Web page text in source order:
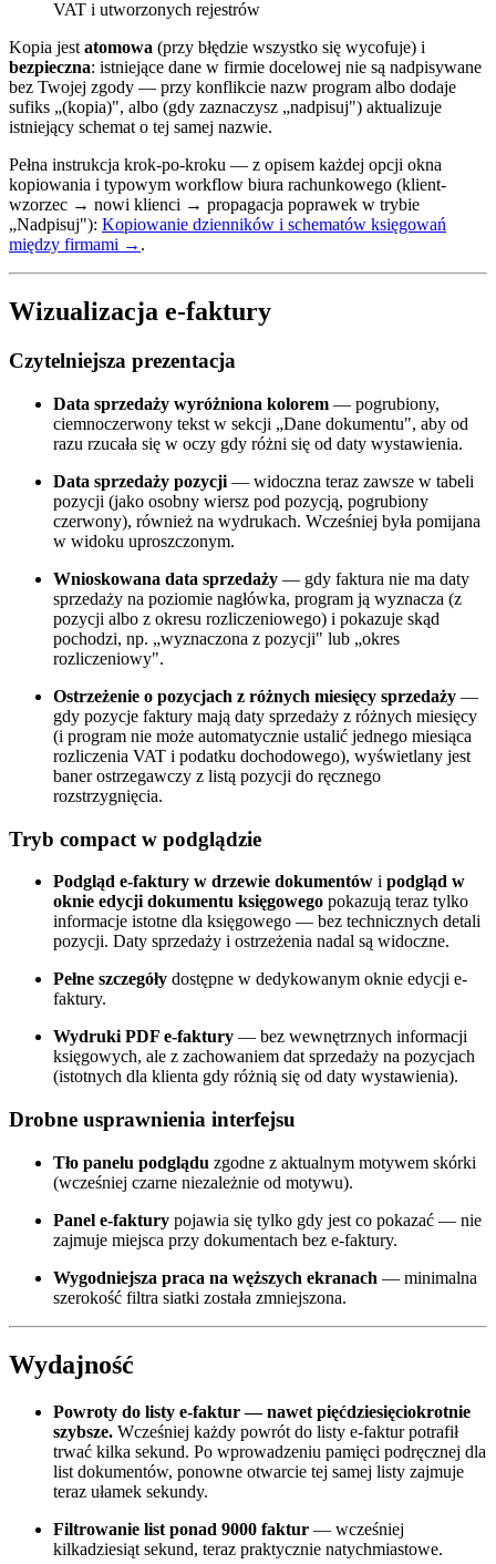
VAT i utworzonych rejestrów
Kopia jestatomowa (przy błędzie wszystko się wycofuje) i
bezpieczna: istniejące dane w firmie docelowej nie są nadpisywane
bez Twojej zgody — przy konflikcie nazw program albo dodaje
sufiks „(kopia)", albo (gdy zaznaczysz „nadpisuj") aktualizuje
istniejący schemat o tej samej nazwie.
Pełna instrukcja krok-po-kroku — z opisem każdej opcji okna
kopiowania i typowym workflow biura rachunkowego (klient-
wzorzec → nowi klienci → propagacja poprawek w trybie
„Nadpisuj"): Kopiowanie dzienników i schematów księgowań
między firmami → .
Wizualizacja e-faktury
Czytelniejsza prezentacja
Data sprzedaży wyróżniona kolorem — pogrubiony,
ciemnoczerwony tekst w sekcji „Dane dokumentu", aby od
razu rzucała się w oczy gdy różni się od daty wystawienia.
Data sprzedaży pozycji — widoczna teraz zawsze w tabeli
pozycji (jako osobny wiersz pod pozycją, pogrubiony
czerwony), również na wydrukach. Wcześniej była pomijana
w widoku uproszczonym.
Wnioskowana data sprzedaży — gdy faktura nie ma daty
sprzedaży na poziomie nagłówka, program ją wyznacza (z
pozycji albo z okresu rozliczeniowego) i pokazuje skąd
pochodzi, np. „wyznaczona z pozycji" lub „okres
rozliczeniowy".
Ostrzeżenie o pozycjach z różnych miesięcy sprzedaży —
gdy pozycje faktury mają daty sprzedaży z różnych miesięcy
(i program nie może automatycznie ustalić jednego miesiąca
rozliczenia VAT i podatku dochodowego), wyświetlany jest
baner ostrzegawczy z listą pozycji do ręcznego
rozstrzygnięcia.
Tryb compact w podglądzie
Podgląd e-faktury w drzewie dokumentów i podgląd w
oknie edycji dokumentu księgowego pokazują teraz tylko
informacje istotne dla księgowego — bez technicznych detali
pozycji. Daty sprzedaży i ostrzeżenia nadal są widoczne.
Pełne szczegóły dostępne w dedykowanym oknie edycji e-
faktury.
Wydruki PDF e-faktury — bez wewnętrznych informacji
księgowych, ale z zachowaniem dat sprzedaży na pozycjach
(istotnych dla klienta gdy różnią się od daty wystawienia).
Drobne usprawnienia interfejsu
Tło panelu podglądu zgodne z aktualnym motywem skórki
(wcześniej czarne niezależnie od motywu).
Panel e-faktury pojawia się tylko gdy jest co pokazać — nie
zajmuje miejsca przy dokumentach bez e-faktury.
Wygodniejsza praca na węższych ekranach — minimalna
szerokość filtra siatki została zmniejszona.
Wydajność
Powroty do listy e-faktur — nawet pięćdziesięciokrotnie
szybsze. Wcześniej każdy powrót do listy e-faktur potrafił
trwać kilka sekund. Po wprowadzeniu pamięci podręcznej dla
list dokumentów, ponowne otwarcie tej samej listy zajmuje
teraz ułamek sekundy.
Filtrowanie list ponad 9000 faktur — wcześniej
kilkadziesiąt sekund, teraz praktycznie natychmiastowe.